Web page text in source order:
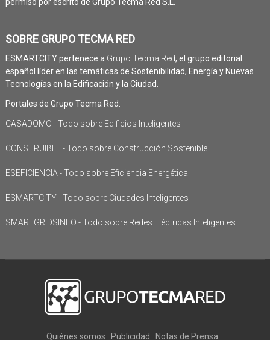
SOBRE GRUPO TECMA RED
ESMARTCITY pertenece a Grupo Tecma Red, el grupo editorial
español líder en las temáticas de Sostenibilidad, Energía y Nuevas
Tecnologías en la Edificación y la Ciudad.
Portales de Grupo Tecma Red:
CASADOMO - Todo sobre Edificios Inteligentes
CONSTRUIBLE - Todo sobre Construcción Sostenible
ESEFICIENCIA - Todo sobre Eficiencia Energética
ESMARTCITY - Todo sobre Ciudades Inteligentes
SMARTGRIDSINFO - Todo sobre Redes Eléctricas Inteligentes
Quiénes somos Publicidad Notas de Prensa